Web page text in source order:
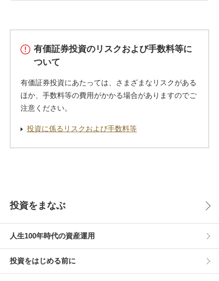
有価証券投資のリスクおよび手数料等に
ついて
有価証券投資にあたっては、さまざまなリスクがある
ほか、手数料等の費用がかかる場合がありますのでご
注意ください。
投資に係るリスクおよび手数料等
投資をまなぶ
人生100年時代の資産運用
投資をはじめる前に